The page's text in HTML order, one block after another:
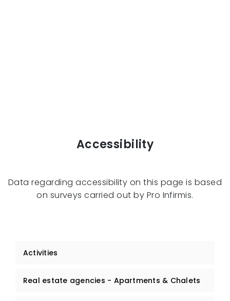
Accessibility
Data regarding accessibility on this page is based
on surveys carried out by Pro Infirmis.
Activities
Real estate agencies - Apartments & Chalets